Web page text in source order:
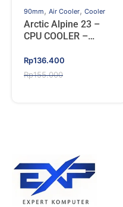
90mm, Air Cooler, Cooler
Arctic Alpine 23 –
CPU COOLER –
AM5
Rp155.000
Original
price
Rp136.400
Current
price